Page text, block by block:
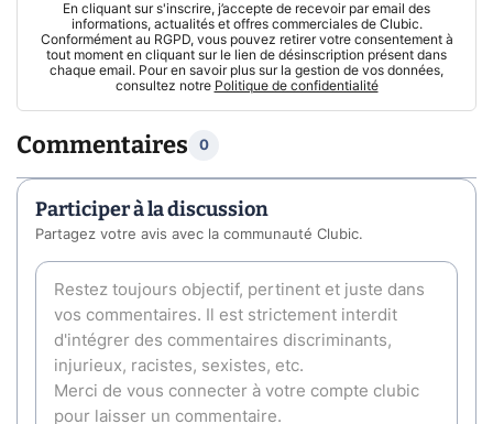
En cliquant sur s'inscrire, j’accepte de recevoir par email des
informations, actualités et offres commerciales de Clubic.
Conformément au RGPD, vous pouvez retirer votre consentement à
tout moment en cliquant sur le lien de désinscription présent dans
chaque email. Pour en savoir plus sur la gestion de vos données,
consultez notre Politique de confidentialité
Commentaires 0
Participer à la discussion
Partagez votre avis avec la communauté Clubic.